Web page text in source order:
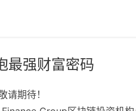
最强财富密码
期待！